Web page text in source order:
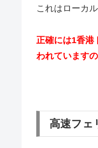
これはローカ
正確には1香港
われています
高速フェ